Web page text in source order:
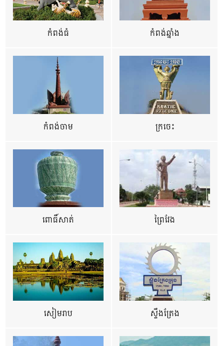
កំពង់ធំ កំពង់ឆ្នាំង
កំពង់ចាម ក្រចេះ
ពោធិ៍សាត់ ព្រៃវែង
សៀមរាប ស្ទឹងត្រែង